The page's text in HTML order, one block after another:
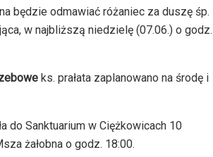
będzie odmawiać różaniec za duszę śp.
w najbliższą niedzielę (07.06.) o godz.
ks. prałata zaplanowano na środę i
do Sanktuarium w Ciężkowicach 10
żałobna o godz. 18:00.